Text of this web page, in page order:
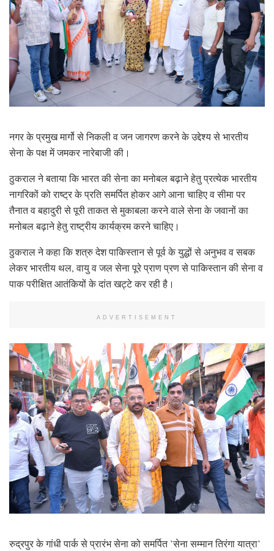
नगर के प्रमुख मार्गो से निकली व जन जागरण करने के उद्देश्य से भारतीय
सेना के पक्ष में जमकर नारेबाजी की।
ठुकराल ने बताया कि भारत की सेना का मनोबल बढ़ाने हेतु प्रत्येक भारतीय
नागरिकों को राष्ट्र के प्रति समर्पित होकर आगे आना चाहिए व सीमा पर
तैनात व बहादुरी से पूरी ताकत से मुकाबला करने वाले सेना के जवानों का
मनोबल बढ़ाने हेतु राष्ट्रीय कार्यक्रम करने चाहिए।
ठुकराल ने कहा कि शत्रु देश पाकिस्तान से पूर्व के युद्धों से अनुभव व सबक
लेकर भारतीय थल, वायु व जल सेना पूरे प्राण प्रण से पाकिस्तान की सेना व
पाक परीक्षित आतंकियों के दांत खट्टे कर रही है।
ADVERTISEMENT
रुद्रपुर के गांधी पार्क से प्रारंभ सेना को समर्पित ’सेना सम्मान तिरंगा यात्रा’